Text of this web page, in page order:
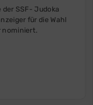
SSF- Judoka
für die Wahl
nominiert.